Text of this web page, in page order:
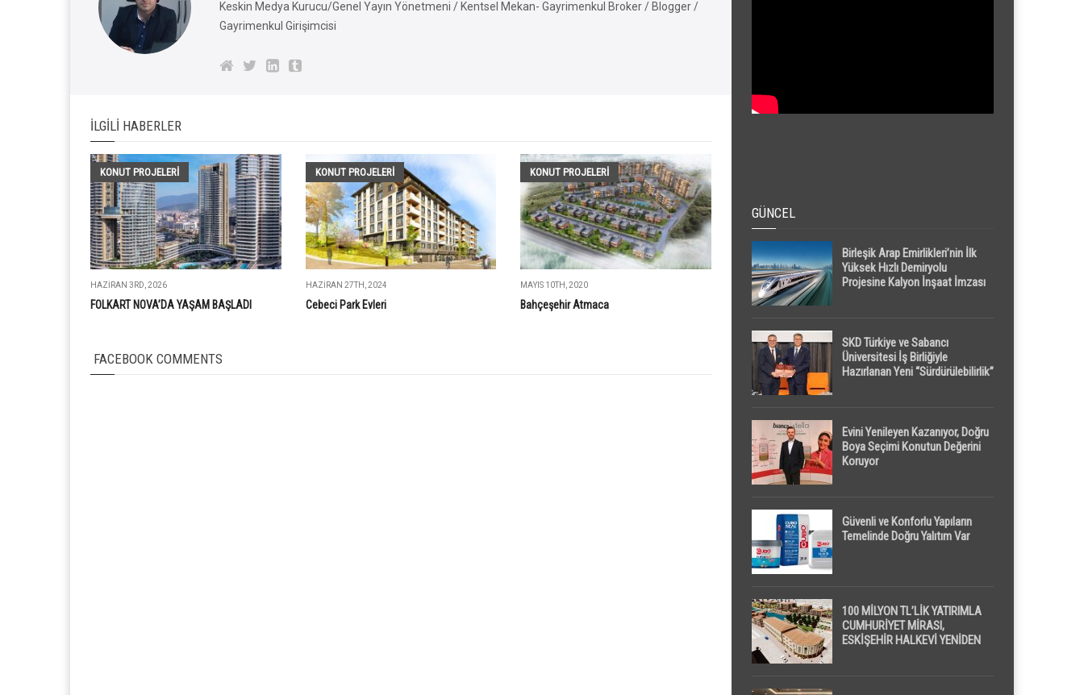
Keskin Medya Kurucu/Genel Yayın Yönetmeni / Kentsel Mekan- Gayrimenkul Broker / Blogger /
Gayrimenkul Girişimcisi
İLGILI HABERLER
KONUT PROJELERI
HAZIRAN 3RD, 2026
FOLKART NOVA’DA YAŞAM BAŞLADI
KONUT PROJELERI
HAZIRAN 27TH, 2024
Cebeci Park Evleri
KONUT PROJELERI
MAYIS 10TH, 2020
Bahçeşehir Atmaca
FACEBOOK COMMENTS
GÜNCEL
Birleşik Arap Emirlikleri’nin İlk
Yüksek Hızlı Demiryolu
Projesine Kalyon İnşaat İmzası
SKD Türkiye ve Sabancı
Üniversitesi İş Birliğiyle
Hazırlanan Yeni “Sürdürülebilirlik”
Evini Yenileyen Kazanıyor, Doğru
Boya Seçimi Konutun Değerini
Koruyor
Güvenli ve Konforlu Yapıların
Temelinde Doğru Yalıtım Var
100 MİLYON TL’LİK YATIRIMLA
CUMHURİYET MİRASI,
ESKİŞEHİR HALKEVİ YENİDEN